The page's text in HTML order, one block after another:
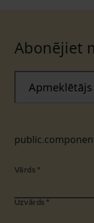
Abonējiet
Apmeklētājs
Vārds *
Uzvārds *